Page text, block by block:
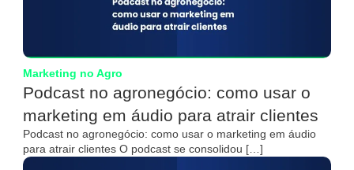
Marketing no Agro
Podcast no agronegócio: como usar o
marketing em áudio para atrair clientes
Podcast no agronegócio: como usar o marketing em áudio
para atrair clientes O podcast se consolidou […]